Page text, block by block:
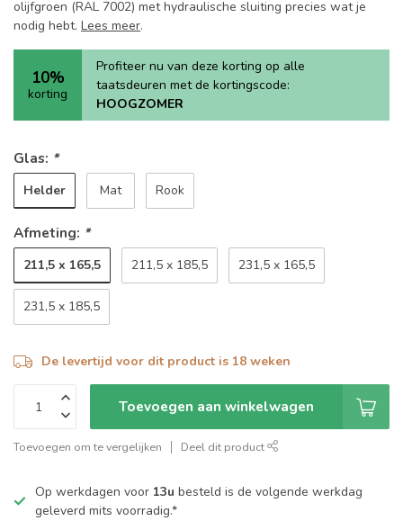
olijfgroen (RAL 7002) met hydraulische sluiting precies wat je
nodig hebt. Lees meer.
10%
korting
Profiteer nu van deze korting op alle
taatsdeuren met de kortingscode:
HOOGZOMER
Glas: *
Helder Mat Rook
Afmeting: *
211,5 x 165,5 211,5 x 185,5 231,5 x 165,5
231,5 x 185,5
De levertijd voor dit product is 18 weken
Toevoegen aan winkelwagen
Toevoegen om te vergelijken Deel dit product
Op werkdagen voor 13u besteld is de volgende werkdag
geleverd mits voorradig.*